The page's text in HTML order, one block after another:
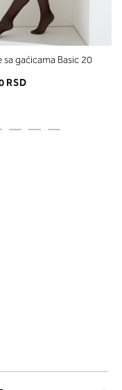
sa gaćicama Basic 20
RSD
u koloni koju ste odredili
grudi.